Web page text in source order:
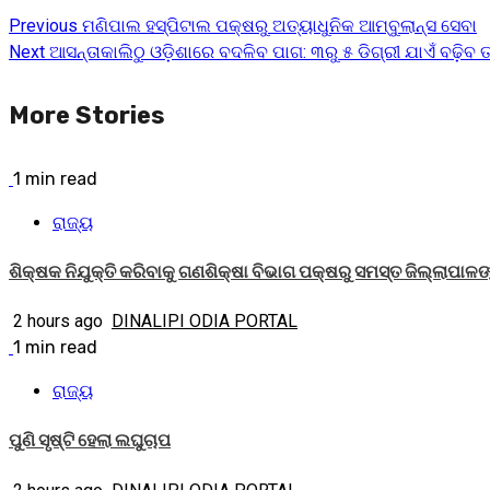
Continue
Reading
Previous ମଣିପାଲ ହସ୍ପିଟାଲ ପକ୍ଷରୁ ଅତ୍ୟାଧୁନିକ ଆମ୍ବୁଲାନ୍ସ ସେବା
Next ଆସନ୍ତାକାଲିଠୁ ଓଡ଼ିଶାରେ ବଦଳିବ ପାଗ: ୩ରୁ ୫ ଡିଗ୍ରୀ ଯାଏଁ ବଢ଼ିବ
More Stories
1 min read
ରାଜ୍ୟ
ଶିକ୍ଷକ ନିଯୁକ୍ତି କରିବାକୁ ଗଣଶିକ୍ଷା ବିଭାଗ ପକ୍ଷରୁ ସମସ୍ତ
2 hours ago DINALIPI ODIA PORTAL
1 min read
ରାଜ୍ୟ
ପୁଣି ସୃଷ୍ଟି ହେଲା ଲଘୁଚାପ